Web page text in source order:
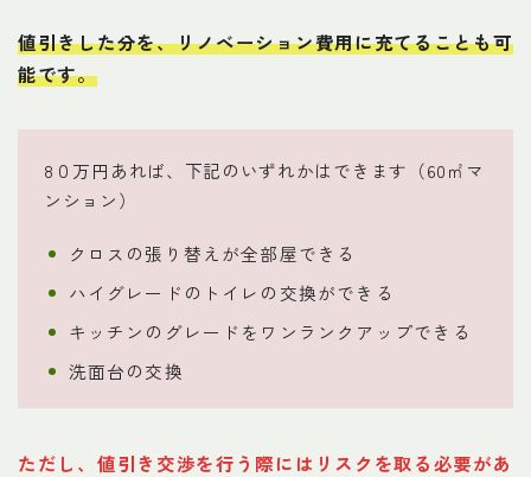
値引きした分を、リノベーション費用に充てることも可
能です。
8０万円あれば、下記のいずれかはできます（60㎡マ
ンション）
クロスの張り替えが全部屋できる
ハイグレードのトイレの交換ができる
キッチンのグレードをワンランクアップできる
洗面台の交換
ただし、 値引き交渉を行う際にはリスクを取る必要があ